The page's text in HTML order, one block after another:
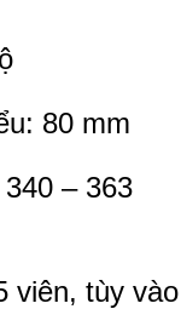
80 mm
– 363
viên, tùy vào